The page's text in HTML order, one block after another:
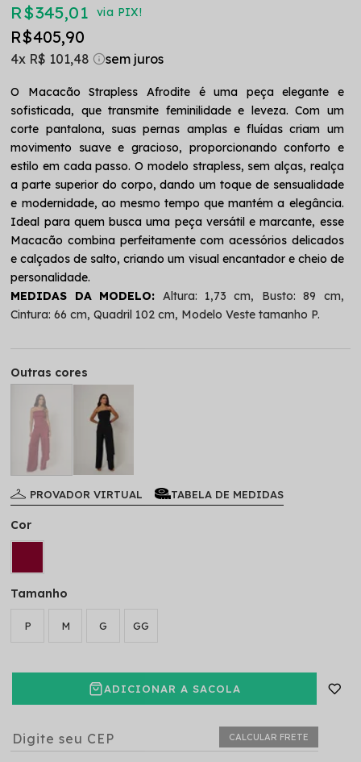
R$ 345,01 via PIX!
R$ 405,90
4x R$ 101,48
O Macacão Strapless Afrodite é uma peça elegante e
sofisticada, que transmite feminilidade e leveza. Com um
corte pantalona, suas pernas amplas e fluídas criam um
movimento suave e gracioso, proporcionando conforto e
estilo em cada passo. O modelo strapless, sem alças, realça
a parte superior do corpo, dando um toque de sensualidade
e modernidade, ao mesmo tempo que mantém a elegância.
Ideal para quem busca uma peça versátil e marcante, esse
Macacão combina perfeitamente com acessórios delicados
e calçados de salto, criando um visual encantador e cheio de
personalidade.
MEDIDAS DA MODELO: Altura: 1,73 cm, Busto: 89 cm,
Cintura: 66 cm, Quadril 102 cm, Modelo Veste tamanho P.
Outras cores
PROVADOR VIRTUAL TABELA DE MEDIDAS
Tamanho
P M G GG
Cor
ADICIONAR A SACOLA
CALCULAR FRETE